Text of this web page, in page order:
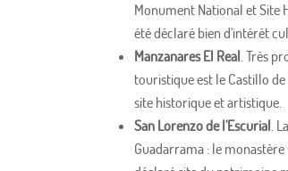
Monument National et Site
été déclaré bien d'intérêt
Manzanares El Real. Très
touristique est le Castillo
site historique et artistique.
San Lorenzo de l'Escurial.
Guadarrama : le